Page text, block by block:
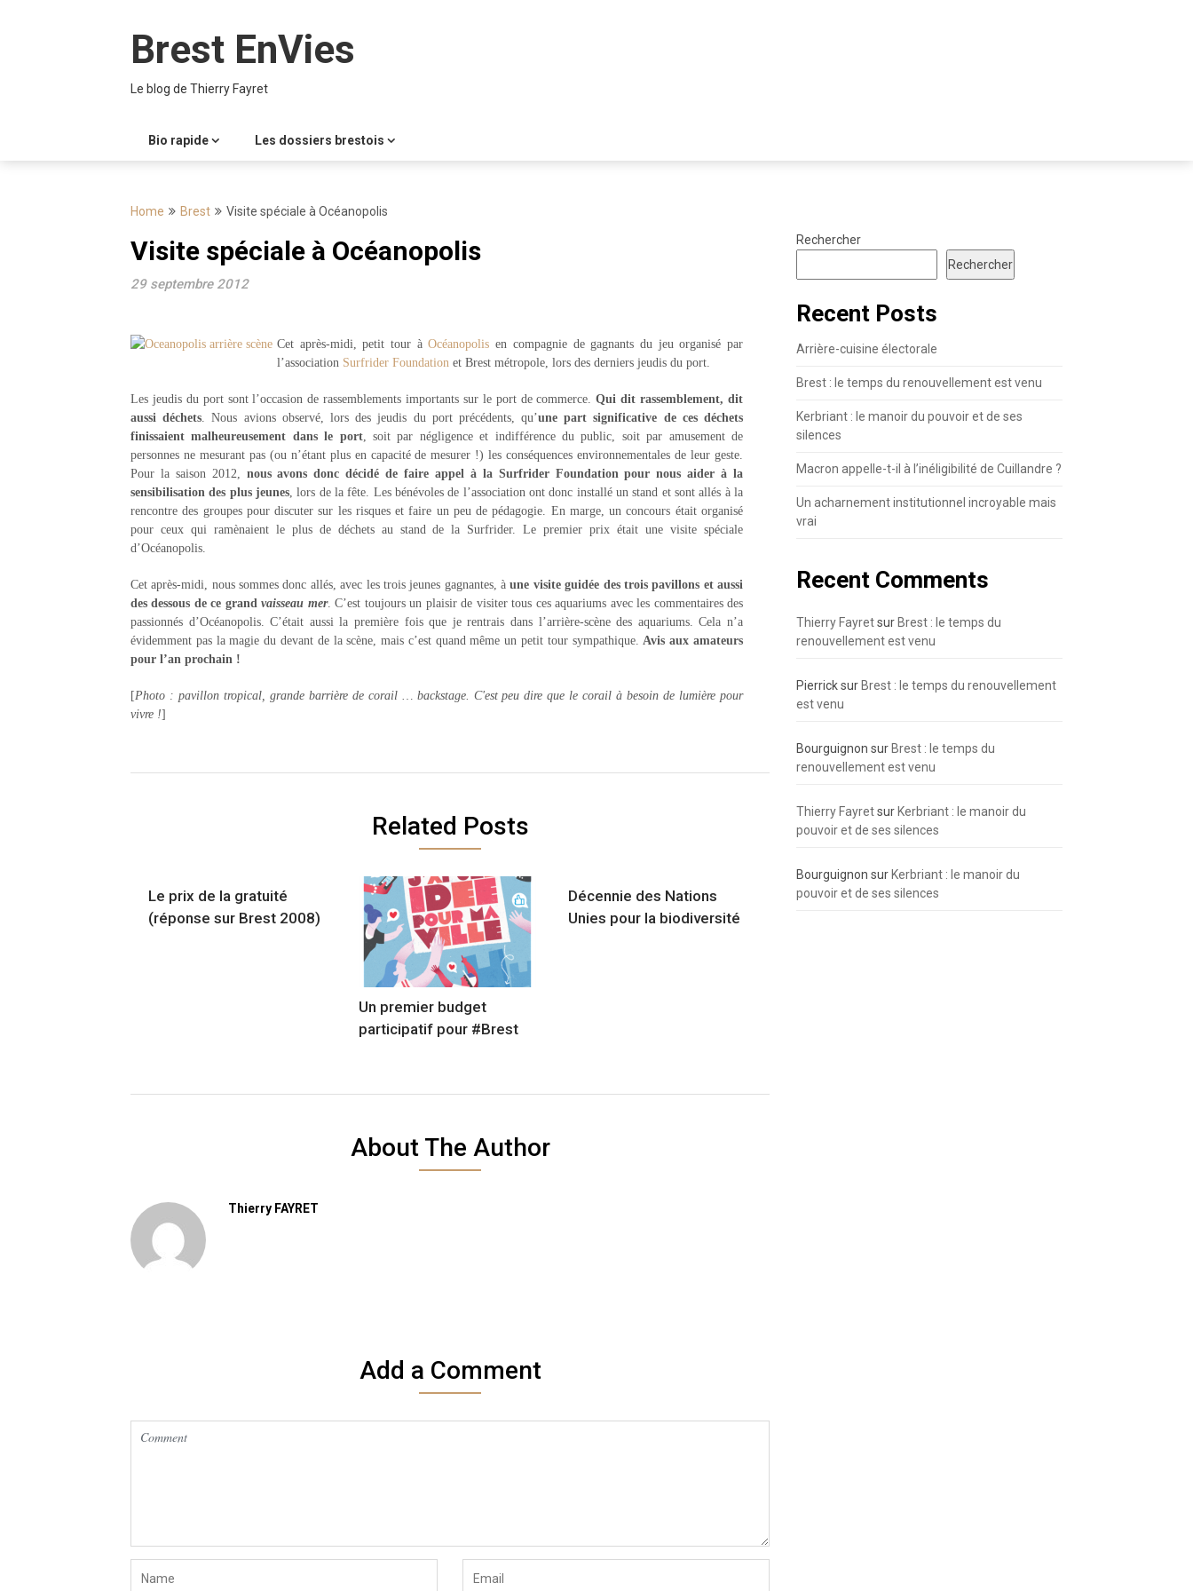
Brest EnVies
Le blog de Thierry Fayret
Bio rapide Les dossiers brestois
Home Brest Visite spéciale à Océanopolis
Visite spéciale à Océanopolis
29 septembre 2012
Cet après-midi, petit tour àOcéanopolis en compagnie de gagnants du jeu organisé par
l’association Surfrider Foundation et Brest métropole, lors des derniers jeudis du port.
Les jeudis du port sont l’occasion de rassemblements importants sur le port de commerce.Qui dit rassemblement, dit
aussi déchets. Nous avions observé, lors des jeudis du port précédents, qu’une part significative de ces déchets
finissaient malheureusement dans le port, soit par négligence et indifférence du public, soit par amusement de
personnes ne mesurant pas (ou n’étant plus en capacité de mesurer !) les conséquences environnementales de leur geste.
Pour la saison 2012, nous avons donc décidé de faire appel à la Surfrider Foundation pour nous aider à la
sensibilisation des plus jeunes, lors de la fête. Les bénévoles de l’association ont donc installé un stand et sont allés à la
rencontre des groupes pour discuter sur les risques et faire un peu de pédagogie. En marge, un concours était organisé
pour ceux qui ramènaient le plus de déchets au stand de la Surfrider. Le premier prix était une visite spéciale
d’Océanopolis.
Cet après-midi, nous sommes donc allés, avec les trois jeunes gagnantes, àune visite guidée des trois pavillons et aussi
des dessous de ce grandvaisseau mer. C’est toujours un plaisir de visiter tous ces aquariums avec les commentaires des
passionnés d’Océanopolis. C’était aussi la première fois que je rentrais dans l’arrière-scène des aquariums. Cela n’a
évidemment pas la magie du devant de la scène, mais c’est quand même un petit tour sympathique.Avis aux amateurs
pour l’an prochain !
[Photo : pavillon tropical, grande barrière de corail … backstage. C'est peu dire que le corail à besoin de lumière pour
vivre !]
Related Posts
Le prix de la gratuité
(réponse sur Brest 2008)
Un premier budget
participatif pour #Brest
Décennie des Nations
Unies pour la biodiversité
About The Author
Thierry FAYRET
Add a Comment
Rechercher
Rechercher
Recent Posts
Arrière-cuisine électorale
Brest : le temps du renouvellement est venu
Kerbriant : le manoir du pouvoir et de ses
silences
Macron appelle-t-il à l’inéligibilité de Cuillandre ?
Un acharnement institutionnel incroyable mais
vrai
Recent Comments
Thierry Fayretsur Brest : le temps du
renouvellement est venu
Pierricksur Brest : le temps du renouvellement
est venu
Bourguignon sur Brest : le temps du
renouvellement est venu
Thierry Fayretsur Kerbriant : le manoir du
pouvoir et de ses silences
Bourguignon sur Kerbriant : le manoir du
pouvoir et de ses silences